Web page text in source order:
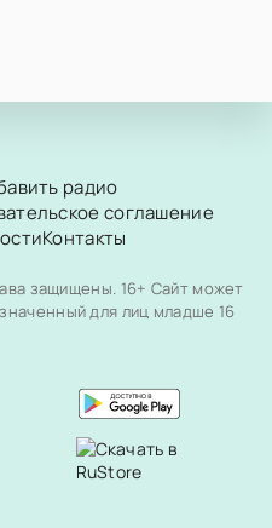
радио
соглашение
Контакты
защищены. 16+ Сайт может
для лиц младше 16